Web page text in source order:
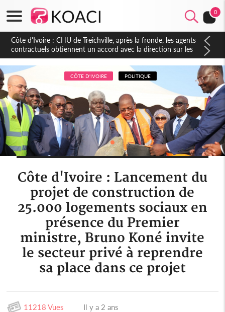
0
Côte d'Ivoire : CHU de Treichville, après la fronde, les agents
contractuels obtiennent un accord avec la direction sur les
arriérés du SMIG 2023
CÔTE D'IVOIRE POLITIQUE
Côte d'Ivoire : Lancement du
projet de construction de
25.000 logements sociaux en
présence du Premier
ministre, Bruno Koné invite
le secteur privé à reprendre
sa place dans ce projet
11218 Vues Il y a 2 ans